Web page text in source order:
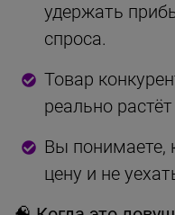
удержать
спроса.
Товар
реально
Вы понимаете,
цену и не